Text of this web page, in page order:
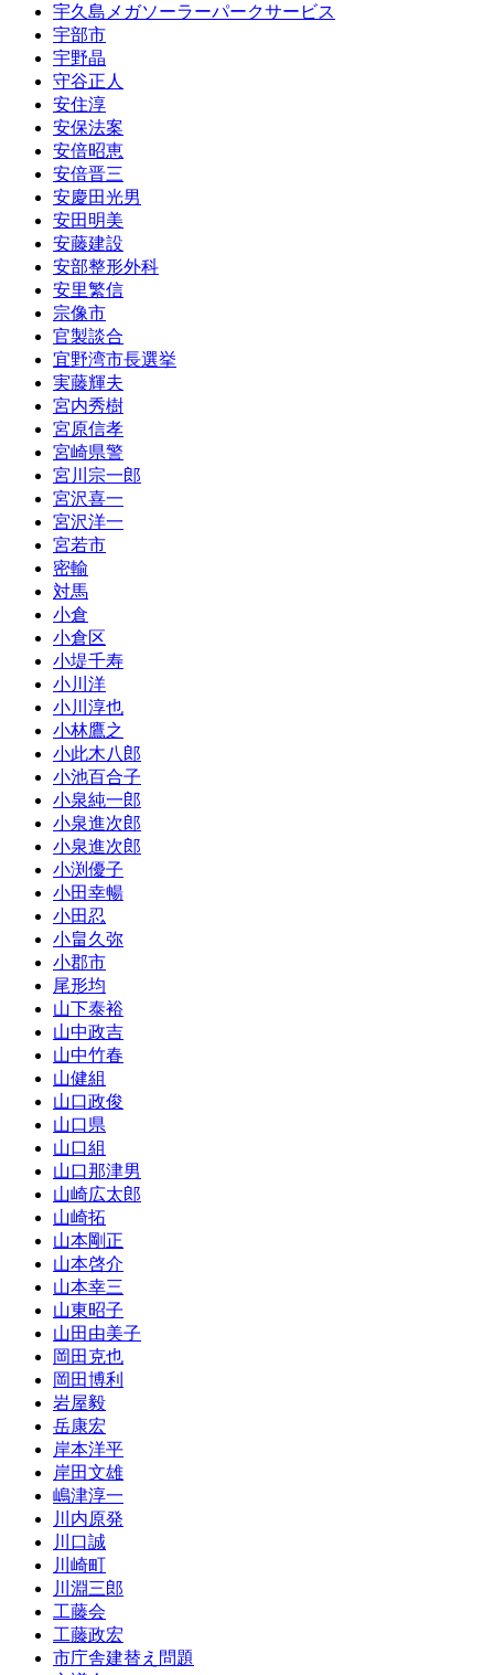
宇久島メガソーラーパークサービス
宇部市
宇野晶
守谷正人
安住淳
安保法案
安倍昭恵
安倍晋三
安慶田光男
安田明美
安藤建設
安部整形外科
安里繁信
宗像市
官製談合
宜野湾市長選挙
実藤輝夫
宮内秀樹
宮原信孝
宮崎県警
宮川宗一郎
宮沢喜一
宮沢洋一
宮若市
密輸
対馬
小倉
小倉区
小堤千寿
小川洋
小川淳也
小林鷹之
小此木八郎
小池百合子
小泉純一郎
小泉進次郎
小泉進次郎
小渕優子
小田幸暢
小田忍
小畠久弥
小郡市
尾形均
山下泰裕
山中政吉
山中竹春
山健組
山口政俊
山口県
山口組
山口那津男
山崎広太郎
山崎拓
山本剛正
山本啓介
山本幸三
山東昭子
山田由美子
岡田克也
岡田博利
岩屋毅
岳康宏
岸本洋平
岸田文雄
嶋津淳一
川内原発
川口誠
川崎町
川淵三郎
工藤会
工藤政宏
市庁舎建替え問題